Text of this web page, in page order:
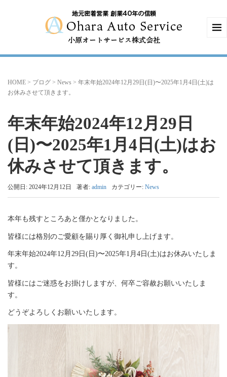
HOME > ブログ > News > 年末年始2024年12月29日(日)〜2025年1月4日(土)は
お休みさせて頂きます。
年末年始2024年12月29日
(日)〜2025年1月4日(土)はお
休みさせて頂きます。
公開日: 2024年12月12日 著者: admin カテゴリー: News
本年も残すところあと僅かとなりました。
皆様には格別のご愛顧を賜り厚く御礼申し上げます。
年末年始2024年12月29日(日)〜2025年1月4日(土)はお休みいたしま
す。
皆様にはご迷惑をお掛けしますが、何卒ご容赦お願いいたしま
す。
どうぞよろしくお願いいたします。